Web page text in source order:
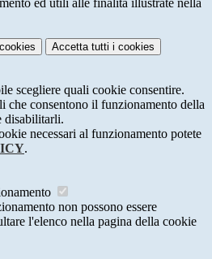
ed utili alle finalità illustrate nella
Accetta tutti i cookies
scegliere quali cookie consentire.
che consentono il funzionamento della
disabilitarli.
necessari al funzionamento potete
.
non possono essere
l'elenco nella pagina della cookie